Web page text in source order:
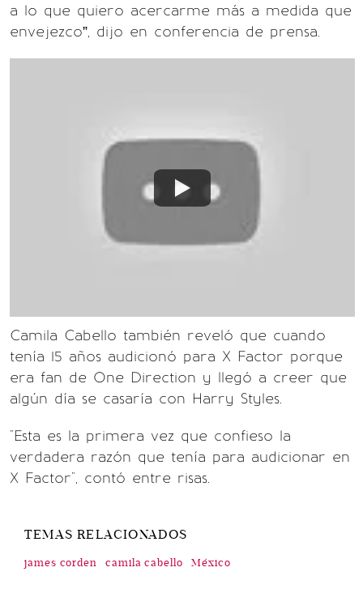
a lo que quiero acercarme más a medida que
envejezco”, dijo en conferencia de prensa.
Camila Cabello también reveló que cuando
tenía 15 años audicionó para X Factor porque
era fan de One Direction y llegó a creer que
algún día se casaría con Harry Styles.
"Esta es la primera vez que confieso la
verdadera razón que tenía para audicionar en
X Factor", contó entre risas.
TEMAS RELACIONADOS
james corden camila cabello México